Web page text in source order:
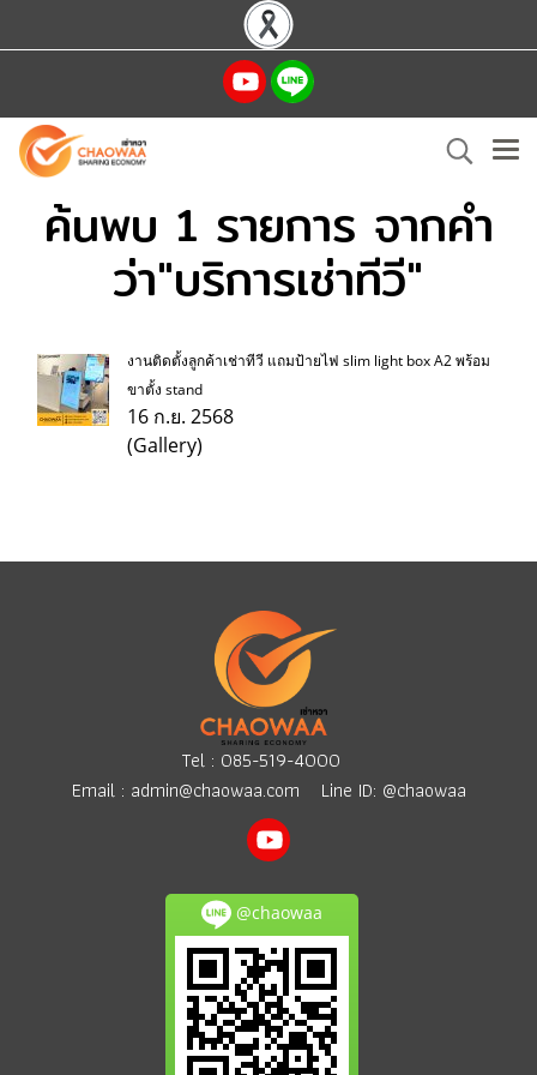
ค้นพบ 1 รายการ จากคำ
ว่า"บริการเช่าทีวี"
งานติดตั้งลูกค้าเช่าทีวี แถมป้ายไฟ slim light box A2 พร้อม
ขาตั้ง stand
16 ก.ย. 2568
(Gallery)
Tel : 085-519-4000
Email : admin@chaowaa.com Line ID: @chaowaa
@chaowaa